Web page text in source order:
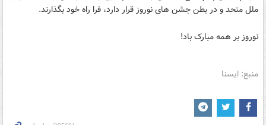
ملل متحد و در بطن جشن های نوروز قرار دارد، فرا راه خود بگذارند.
نوروز بر همه مبارک باد!
منبع: ایسنا